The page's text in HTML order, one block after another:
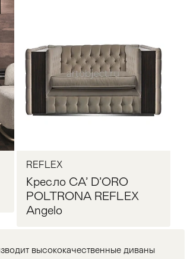
REFLEX
Кресло CA’ D’ORO
POLTRONA REFLEX
Angelo
высококачественные диваны